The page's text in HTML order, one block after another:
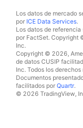
Los datos de mercado
por ICE Data Services.
Los datos de
por FactSet. Copyright
Inc.
Copyright © 2026,
de datos CUSIP
Inc. Todos los
Documentos
facilitados por Quartr.
© 2026 TradingView,